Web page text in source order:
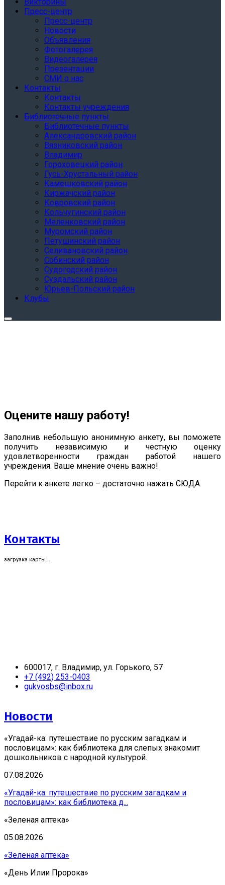
Викторины
Пресс-центр
Пресс-центр
Новости
Объявления
Фотогалерея
Видеогалерея
Презентации
СМИ о нас
Контакты
Контакты
Контакты учреждения
Библиотечные пункты
Библиотечные пункты
Александровский район
Вязниковский район
Владимир
Гороховецкий район
Гусь-Хрустальный район
Камешковский район
Киржачский район
Ковровский район
Кольчугинский район
Меленковский район
Муромский район
Петушинский район
Селивановский район
Собинский район
Судогодский район
Суздальский район
Юрьев-Польский район
Клубы
Оцените нашу работу!
Заполнив небольшую анонимную анкету, вы поможете
получить независимую и честную оценку
удовлетворенности граждан работой нашего
учреждения. Ваше мнение очень важно!
Перейти к анкете легко – достаточно нажать СЮДА.
Контакты
загрузка карты...
600017, г. Владимир, ул. Горького, 57
+7 (492) 253-0403
gukvosbs@inbox.ru
Новости
«Угадай-ка: путешествие по русским загадкам и
пословицам»: как библиотека для слепых знакомит
дошкольников с народной культурой.
07.08.2026
«Угадай-ка: путешествие по русским загадкам и
пословицам»: как библиотека д...
«Зеленая аптека»
05.08.2026
«Зеленая аптека»
«День Илии Пророка»